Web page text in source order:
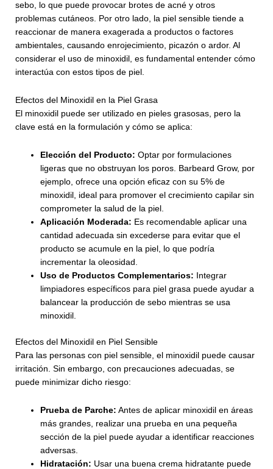
sebo, lo que puede provocar brotes de acné y otros
problemas cutáneos. Por otro lado, la piel sensible tiende a
reaccionar de manera exagerada a productos o factores
ambientales, causando enrojecimiento, picazón o ardor. Al
considerar el uso de minoxidil, es fundamental entender cómo
interactúa con estos tipos de piel.
Efectos del Minoxidil en la Piel Grasa
El minoxidil puede ser utilizado en pieles grasosas, pero la
clave está en la formulación y cómo se aplica:
Elección del Producto: Optar por formulaciones
ligeras que no obstruyan los poros. Barbeard Grow, por
ejemplo, ofrece una opción eficaz con su 5% de
minoxidil, ideal para promover el crecimiento capilar sin
comprometer la salud de la piel.
Aplicación Moderada: Es recomendable aplicar una
cantidad adecuada sin excederse para evitar que el
producto se acumule en la piel, lo que podría
incrementar la oleosidad.
Uso de Productos Complementarios: Integrar
limpiadores específicos para piel grasa puede ayudar a
balancear la producción de sebo mientras se usa
minoxidil.
Efectos del Minoxidil en Piel Sensible
Para las personas con piel sensible, el minoxidil puede causar
irritación. Sin embargo, con precauciones adecuadas, se
puede minimizar dicho riesgo:
Prueba de Parche: Antes de aplicar minoxidil en áreas
más grandes, realizar una prueba en una pequeña
sección de la piel puede ayudar a identificar reacciones
adversas.
Hidratación: Usar una buena crema hidratante puede